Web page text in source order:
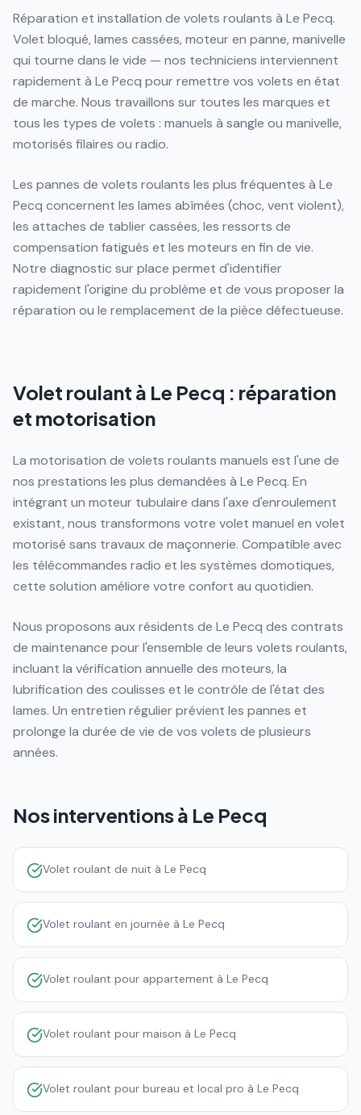
Réparation et installation de volets roulants à Le Pecq.
Volet bloqué, lames cassées, moteur en panne, manivelle
qui tourne dans le vide — nos techniciens interviennent
rapidement à Le Pecq pour remettre vos volets en état
de marche. Nous travaillons sur toutes les marques et
tous les types de volets : manuels à sangle ou manivelle,
motorisés filaires ou radio.
Les pannes de volets roulants les plus fréquentes à Le
Pecq concernent les lames abîmées (choc, vent violent),
les attaches de tablier cassées, les ressorts de
compensation fatigués et les moteurs en fin de vie.
Notre diagnostic sur place permet d'identifier
rapidement l'origine du problème et de vous proposer la
réparation ou le remplacement de la pièce défectueuse.
Volet roulant à Le Pecq : réparation
et motorisation
La motorisation de volets roulants manuels est l'une de
nos prestations les plus demandées à Le Pecq. En
intégrant un moteur tubulaire dans l'axe d'enroulement
existant, nous transformons votre volet manuel en volet
motorisé sans travaux de maçonnerie. Compatible avec
les télécommandes radio et les systèmes domotiques,
cette solution améliore votre confort au quotidien.
Nous proposons aux résidents de Le Pecq des contrats
de maintenance pour l'ensemble de leurs volets roulants,
incluant la vérification annuelle des moteurs, la
lubrification des coulisses et le contrôle de l'état des
lames. Un entretien régulier prévient les pannes et
prolonge la durée de vie de vos volets de plusieurs
années.
Nos interventions à Le Pecq
Volet roulant de nuit à Le Pecq
Volet roulant en journée à Le Pecq
Volet roulant pour appartement à Le Pecq
Volet roulant pour maison à Le Pecq
Volet roulant pour bureau et local pro à Le Pecq